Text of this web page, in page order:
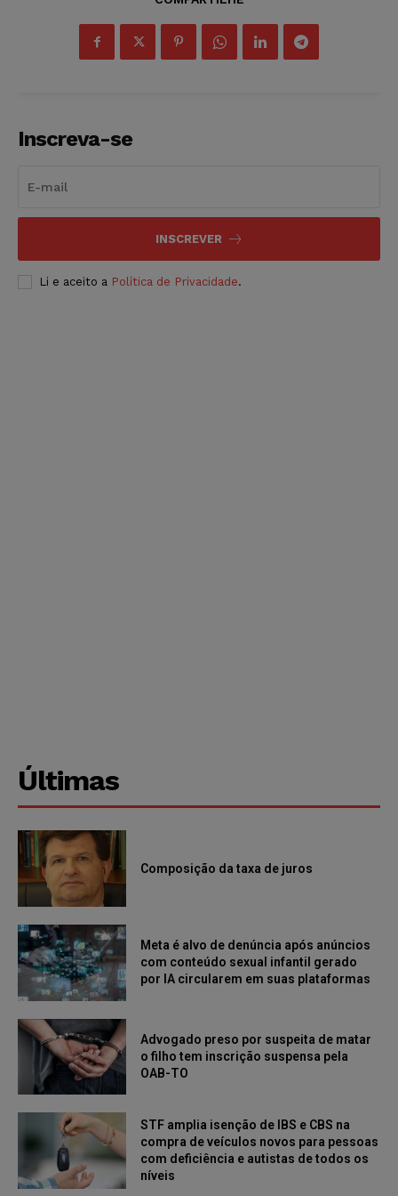
Inscreva-se
INSCREVER
Li e aceito a Política de Privacidade.
Últimas
Composição da taxa de juros
Meta é alvo de denúncia após anúncios
com conteúdo sexual infantil gerado
por IA circularem em suas plataformas
Advogado preso por suspeita de matar
o filho tem inscrição suspensa pela
OAB-TO
STF amplia isenção de IBS e CBS na
compra de veículos novos para pessoas
com deficiência e autistas de todos os
níveis